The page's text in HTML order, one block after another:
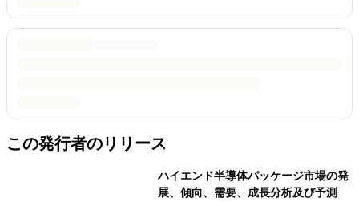
この発行者のリリース
ハイエンド半導体パッケージ市場の発
展、傾向、需要、成長分析及び予測